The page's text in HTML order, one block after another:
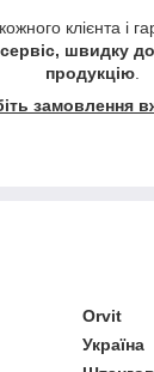
клієнта і
швидку
продукцію.
замовлення
Orvit
Україна